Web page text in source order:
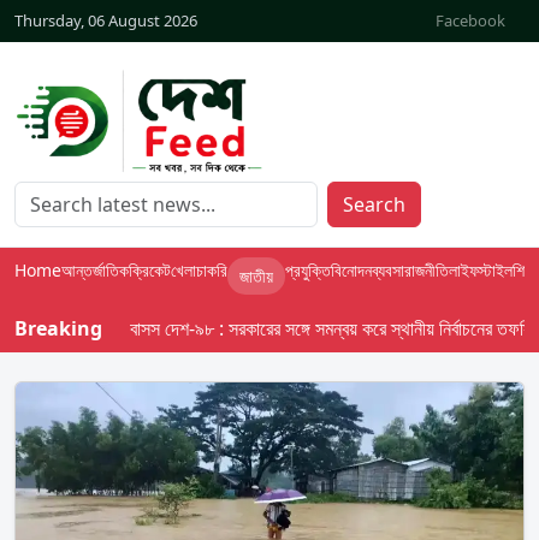
Thursday, 06 August 2026 Facebook
Search
Homeআন্তর্জাতিকক্রিকেটখেলাচাকরি জাতীয় প্রযুক্তিবিনোদনব্যবসারাজনীতিলাইফস্টাইলশিক্ষা
Breakingবাসস দেশ-৯৮ : সরকারের সঙ্গে সমন্বয় করে স্থানীয় নির্বাচনের তফসিল